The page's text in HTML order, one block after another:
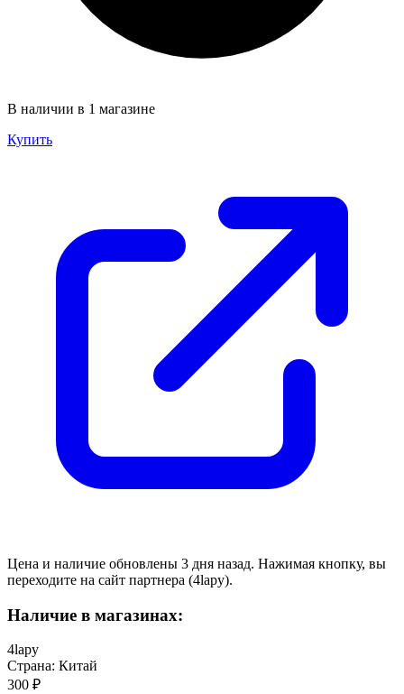
В наличии в 1 магазине
Купить
Цена и наличие обновлены 3 дня назад. Нажимая кнопку, вы
переходите на сайт партнера (4lapy).
Наличие в магазинах:
4lapy
Страна: Китай
300 ₽